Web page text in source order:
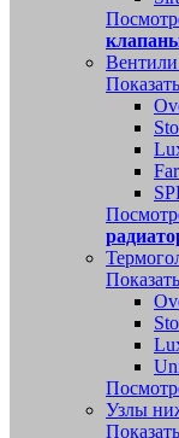
Вентили
Far
Узлы